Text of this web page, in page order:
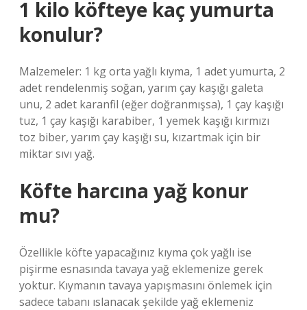
1 kilo köfteye kaç yumurta
konulur?
Malzemeler: 1 kg orta yağlı kıyma, 1 adet yumurta, 2
adet rendelenmiş soğan, yarım çay kaşığı galeta
unu, 2 adet karanfil (eğer doğranmışsa), 1 çay kaşığı
tuz, 1 çay kaşığı karabiber, 1 yemek kaşığı kırmızı
toz biber, yarım çay kaşığı su, kızartmak için bir
miktar sıvı yağ.
Köfte harcına yağ konur
mu?
Özellikle köfte yapacağınız kıyma çok yağlı ise
pişirme esnasında tavaya yağ eklemenize gerek
yoktur. Kıymanın tavaya yapışmasını önlemek için
sadece tabanı ıslanacak şekilde yağ eklemeniz